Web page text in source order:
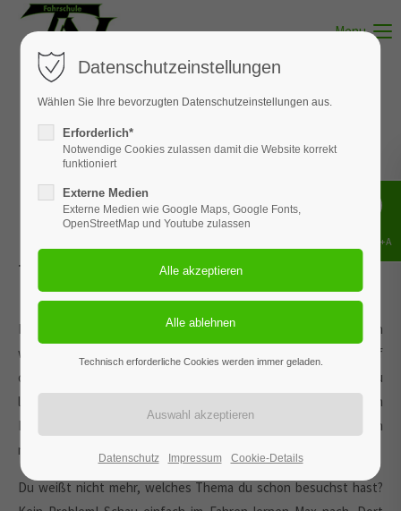
Menu
Theorie
Terminkalender für den Theorieunterricht in Bispingen.
Die Theorie-Themen werden fortlaufend ausgebildet. Wann
welches Thema dran ist, siehst Du in den Kalenderdaten auf
dieser Seite. Welche Themen und wie viele Stunden Du
letztendlich brauchst hängt davon ab, ob Du Deinen ersten
Führerschein machst oder Deinen bestehenden Führerschein
mit einer anderen Klasse erweiterst.
Du weißt nicht mehr, welches Thema du schon besuchst hast?
Datenschutzeinstellungen
Wählen Sie Ihre bevorzugten Datenschutzeinstellungen aus.
Erforderlich*
Notwendige Cookies zulassen damit die Website korrekt
funktioniert
Externe Medien
Externe Medien wie Google Maps, Google Fonts,
OpenStreetMap und Youtube zulassen
Technisch erforderliche Cookies werden immer geladen.
Datenschutz Impressum Cookie-Details
Shift+Alt+A